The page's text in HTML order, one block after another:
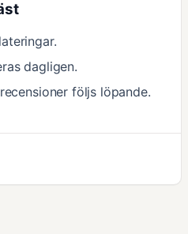
dagligen.
följs löpande.